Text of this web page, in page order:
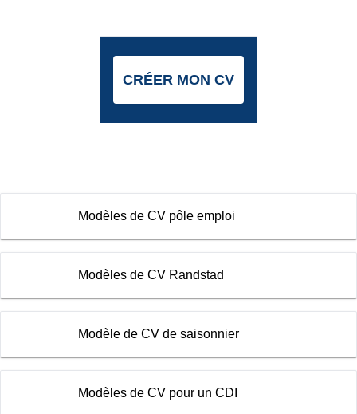
CRÉER MON CV
Modèles de CV pôle emploi
Modèles de CV Randstad
Modèle de CV de saisonnier
Modèles de CV pour un CDI